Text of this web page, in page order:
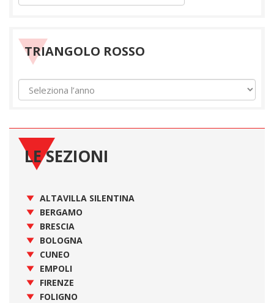
TRIANGOLO ROSSO
LE SEZIONI
ALTAVILLA SILENTINA
BERGAMO
BRESCIA
BOLOGNA
CUNEO
EMPOLI
FIRENZE
FOLIGNO